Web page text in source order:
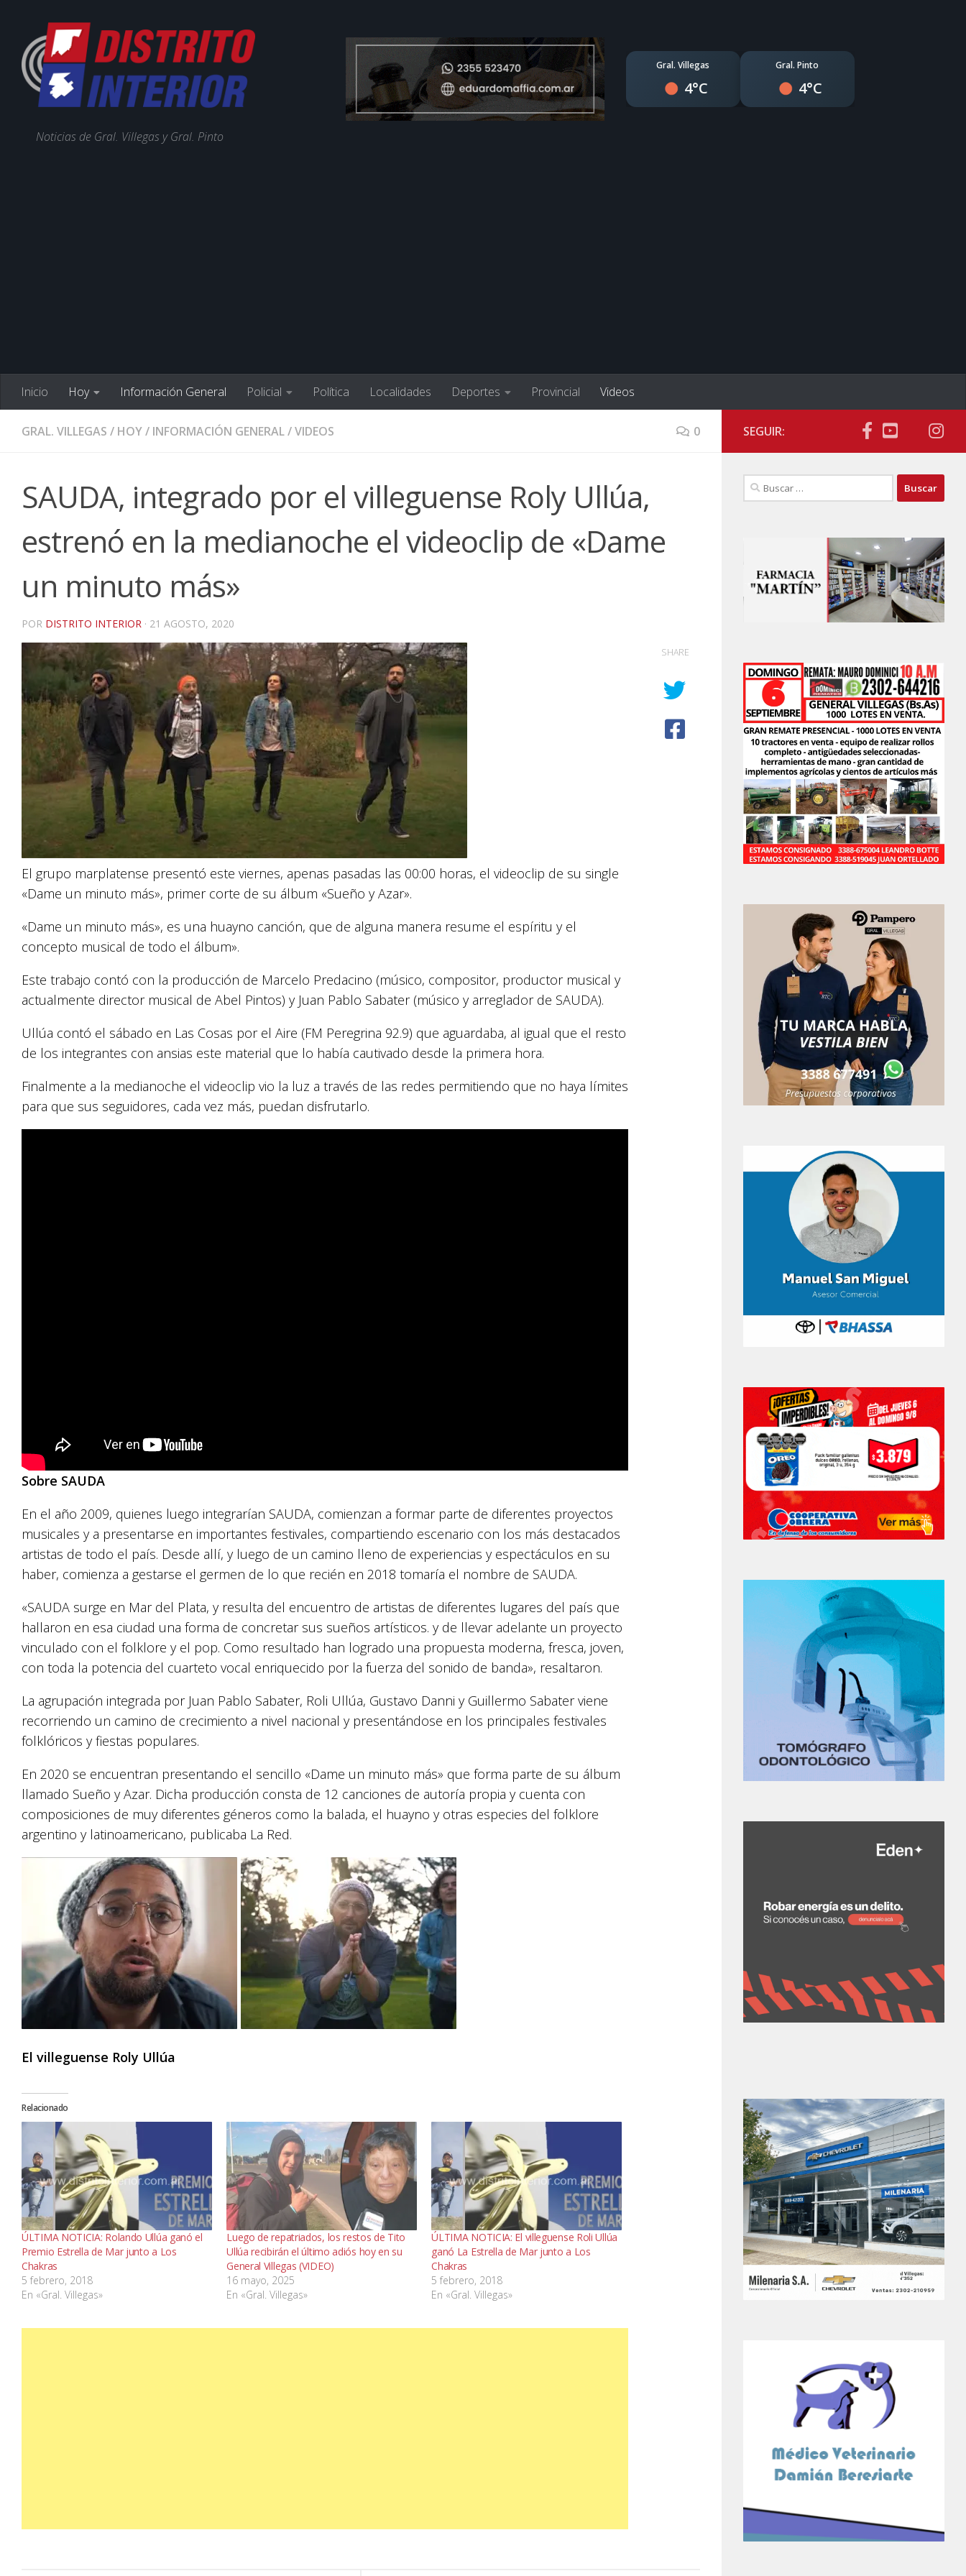
Noticias de Gral. Villegas y Gral. Pinto
Gral. Villegas
4°C
Gral. Pinto
4°C
Inicio Hoy Información General Policial Política Localidades Deportes Provincial Videos
GRAL. VILLEGAS / HOY/ INFORMACIÓN GENERAL/VIDEOS 0
SAUDA, integrado por el villeguense Roly Ullúa,
estrenó en la medianoche el videoclip de «Dame
un minuto más»
POR DISTRITO INTERIOR · 21 AGOSTO, 2020
El grupo marplatense presentó este viernes, apenas pasadas las 00:00 horas, el videoclip de su single
«Dame un minuto más», primer corte de su álbum «Sueño y Azar».
«Dame un minuto más», es una huayno canción, que de alguna manera resume el espíritu y el
concepto musical de todo el álbum».
Este trabajo contó con la producción de Marcelo Predacino (músico, compositor, productor musical y
actualmente director musical de Abel Pintos) y Juan Pablo Sabater (músico y arreglador de SAUDA).
Ullúa contó el sábado en Las Cosas por el Aire (FM Peregrina 92.9) que aguardaba, al igual que el resto
de los integrantes con ansias este material que lo había cautivado desde la primera hora.
Finalmente a la medianoche el videoclip vio la luz a través de las redes permitiendo que no haya límites
para que sus seguidores, cada vez más, puedan disfrutarlo.
Sobre SAUDA
En el año 2009, quienes luego integrarían SAUDA, comienzan a formar parte de diferentes proyectos
musicales y a presentarse en importantes festivales, compartiendo escenario con los más destacados
artistas de todo el país. Desde allí, y luego de un camino lleno de experiencias y espectáculos en su
haber, comienza a gestarse el germen de lo que recién en 2018 tomaría el nombre de SAUDA.
«SAUDA surge en Mar del Plata, y resulta del encuentro de artistas de diferentes lugares del país que
hallaron en esa ciudad una forma de concretar sus sueños artísticos. y de llevar adelante un proyecto
vinculado con el folklore y el pop. Como resultado han logrado una propuesta moderna, fresca, joven,
con toda la potencia del cuarteto vocal enriquecido por la fuerza del sonido de banda», resaltaron.
La agrupación integrada por Juan Pablo Sabater, Roli Ullúa, Gustavo Danni y Guillermo Sabater viene
recorriendo un camino de crecimiento a nivel nacional y presentándose en los principales festivales
folklóricos y fiestas populares.
En 2020 se encuentran presentando el sencillo «Dame un minuto más» que forma parte de su álbum
llamado Sueño y Azar. Dicha producción consta de 12 canciones de autoría propia y cuenta con
composiciones de muy diferentes géneros como la balada, el huayno y otras especies del folklore
argentino y latinoamericano, publicaba La Red.
El villeguense Roly Ullúa
Relacionado
ÚLTIMA NOTICIA: Rolando Ullúa ganó el
Premio Estrella de Mar junto a Los
Chakras
5 febrero, 2018
En «Gral. Villegas»
Luego de repatriados, los restos de Tito
Ullúa recibirán el último adiós hoy en su
General Villegas (VIDEO)
16 mayo, 2025
En «Gral. Villegas»
ÚLTIMA NOTICIA: El villeguense Roli Ullúa
ganó La Estrella de Mar junto a Los
Chakras
5 febrero, 2018
En «Gral. Villegas»
SHARE
SEGUIR:
Buscar: